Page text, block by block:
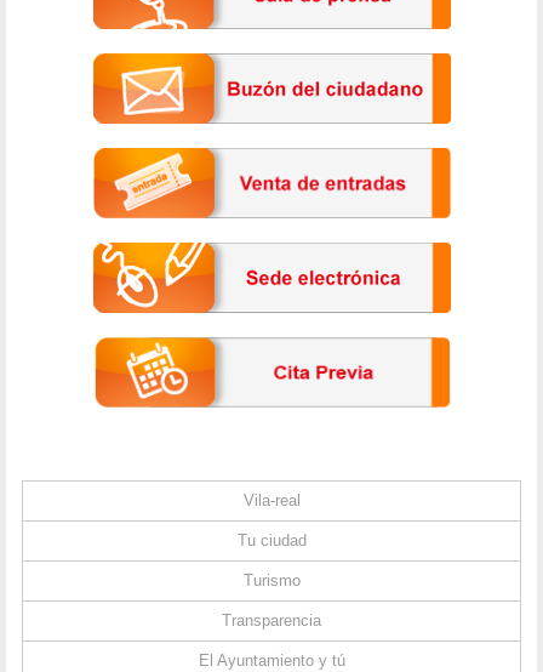
Vila-real
Tu ciudad
Turismo
Transparencia
El Ayuntamiento y tú